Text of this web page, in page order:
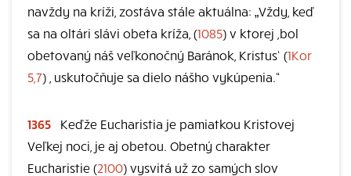
navždy na kríži, zostáva stále aktuálna: „Vždy, keď
sa na oltári slávi obeta kríža, (1085) v ktorej ,bol
obetovaný náš veľkonočný Baránok, Kristus‘ (1Kor
5,7) , uskutočňuje sa dielo nášho vykúpenia.“
1365
Keďže Eucharistia je pamiatkou Kristovej
Veľkej noci, je aj obetou. Obetný charakter
Eucharistie (2100) vysvitá už zo samých slov